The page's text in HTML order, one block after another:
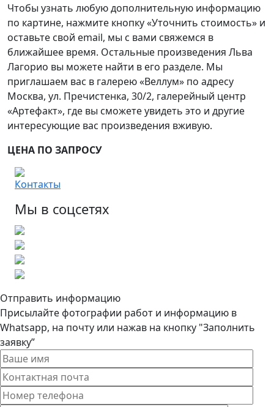
Чтобы узнать любую дополнительную информацию
по картине, нажмите кнопку «Уточнить стоимость» и
оставьте свой email, мы с вами свяжемся в
ближайшее время. Остальные произведения Льва
Лагорио вы можете найти в его разделе. Мы
приглашаем вас в галерею «Веллум» по адресу
Москва, ул. Пречистенка, 30/2, галерейный центр
«Артефакт», где вы сможете увидеть это и другие
интересующие вас произведения вживую.
ЦЕНА ПО ЗАПРОСУ
Контакты
Мы в соцсетях
Отправить информацию
Присылайте фотографии работ и информацию в
Whatsapp, на почту или нажав на кнопку "Заполнить
заявку”